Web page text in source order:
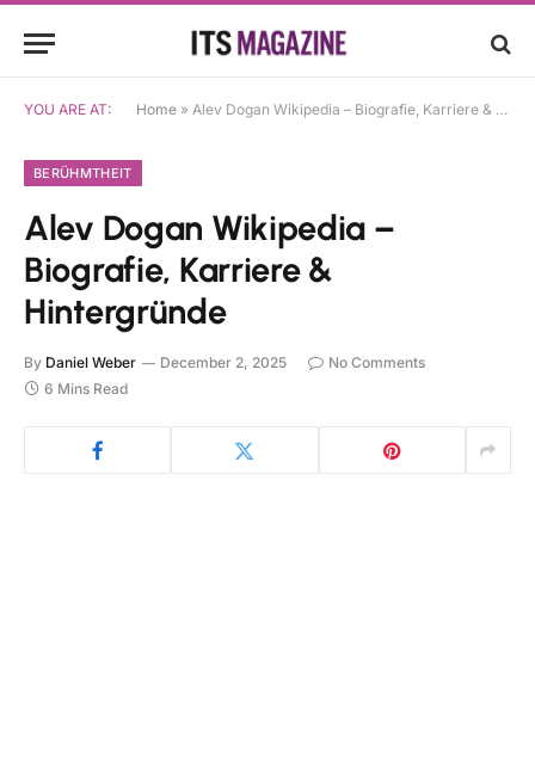
YOU ARE AT: Home » Alev Dogan Wikipedia – Biografie, Karriere & Hintergründe
BERÜHMTHEIT
Alev Dogan Wikipedia –
Biografie, Karriere &
Hintergründe
By Daniel Weber December 2, 2025
No Comments
6 Mins Read